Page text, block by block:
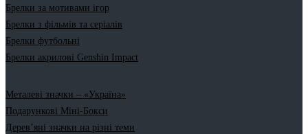
Брелки за мотивами ігор
Брелки з фільмів та серіалів
Брелки футбольні
Брелки акрилові Genshin Impact
Металеві значки – «Україна»
Подарункові Міні-Бокси
Дерев’яні значки на різні теми